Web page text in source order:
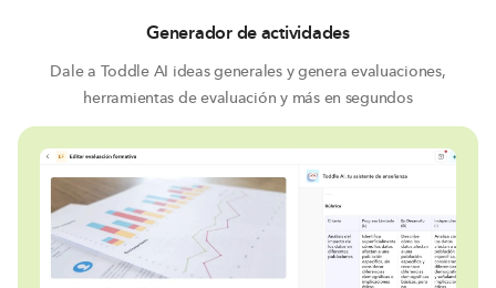
Generador de actividades
Dale a Toddle AI ideas generales y genera evaluaciones,
herramientas de evaluación y más en segundos